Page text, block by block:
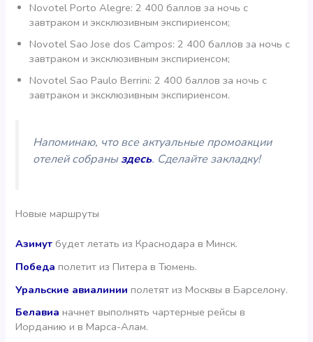
Novotel Porto Alegre: 2 400 баллов за ночь с
завтраком и эксклюзивным экспириенсом;
Novotel Sao Jose dos Campos: 2 400 баллов за ночь с
завтраком и эксклюзивным экспириенсом;
Novotel Sao Paulo Berrini: 2 400 баллов за ночь с
завтраком и эксклюзивным экспириенсом.
Напоминаю, что все актуальные промоакции
отелей собраныздесь. Сделайте закладку!
Новые маршруты
Азимут будет летать из Краснодара в Минск.
Победа полетит из Питера в Тюмень.
Уральские авиалинии полетят из Москвы в Барселону.
Белавиа начнет выполнять чартерные рейсы в
Иорданию и в Марса-Алам.